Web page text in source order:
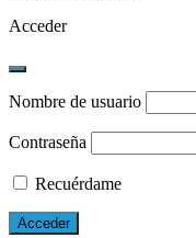
Acceder
Nombre de usuario
Contraseña
Recuérdame